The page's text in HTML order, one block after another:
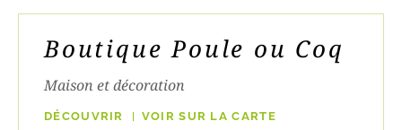
Boutique Poule ou Coq
Maison et décoration
DÉCOUVRIR
VOIR SUR LA CARTE